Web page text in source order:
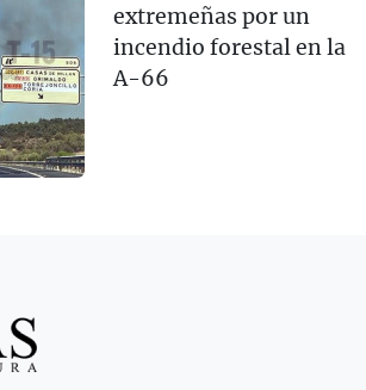
extremeñas por un
incendio forestal en la
A-66